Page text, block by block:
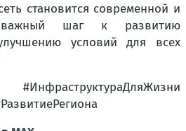
становится современной и
важный шаг к развитию
условий для всех